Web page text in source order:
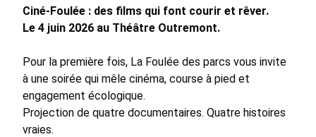
Ciné-Foulée : des films qui font courir et rêver.
Le 4 juin 2026 au Théâtre Outremont.
Pour la première fois, La Foulée des parcs vous invite
à une soirée qui mêle cinéma, course à pied et
engagement écologique.
Projection de quatre documentaires. Quatre histoires
vraies.